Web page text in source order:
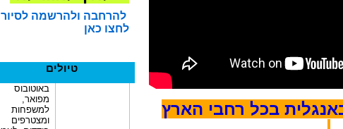
להרחבה ולהרשמה לסיור
לחצו כאן
טיולים